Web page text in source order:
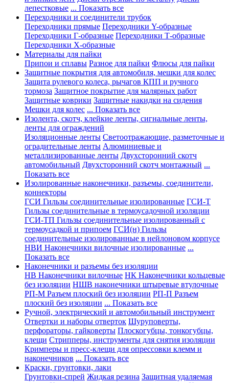
лепестковые ... Показать все
Переходники и соединители трубок
Переходники прямые Переходники Y-образные
Переходники Г-образные Переходники Т-образные
Переходники Х-образные
Материалы для пайки
Припои и сплавы Разное для пайки Флюсы для пайки
Защитные покрытия для автомобиля, мешки для колес
Защита рулевого колеса, рычагов КПП и ручного
тормоза Защитное покрытие для малярных работ
Защитные коврики Защитные накидки на сидения
Мешки для колес ... Показать все
Изолента, скотч, клейкие ленты, сигнальные ленты,
ленты для ограждений
Изоляционные ленты Светоотражающие, разметочные и
оградительные ленты Алюминиевые и
металлизированные ленты Двухсторонний скотч
автомобильный Двухсторонний скотч монтажный ...
Показать все
Изолированные наконечники, разъемы, соединители,
коннекторы
ГСИ Гильзы соединительные изолированные ГСИ-Т
Гильзы соединительные в термоусадочной изоляции
ГСИ-ТП Гильзы соединительные изолированный с
термоусадкой и припоем ГСИ(н) Гильзы
соединительные изолированные в нейлоновом корпусе
НВИ Наконечники вилочные изолированные ...
Показать все
Наконечники и разъемы без изоляции
НВ Наконечники вилочные НК Наконечники кольцевые
без изоляции НШВ наконечники штыревые втулочные
РП-М Разъем плоский без изоляции РП-П Разъем
плоский без изоляции ... Показать все
Ручной, электрический и автомобильный инструмент
Отвертки и наборы отверток Шуруповерты,
перфораторы, гайковерты Плоскогубцы, тонкогубцы,
клещи Стрипперы, инструменты для снятия изоляции
Кримперы и пресс-клещи для опрессовки клемм и
наконечников ... Показать все
Краски, грунтовки, лаки
Грунтовки-спрей Жидкая резина Защитная удаляемая